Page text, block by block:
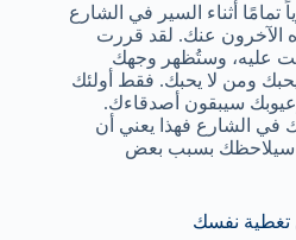
تمامًا أثناء السير في الشارع
الآخرون عنك. لقد قررت
عليه، وستُظهر وجهك
ومن لا يحبك. فقط أولئك
وعيوبك سيبقون أصدقاءك.
في الشارع فهذا يعني أن
سيلاحظك بسبب بعض
تغطية نفسك